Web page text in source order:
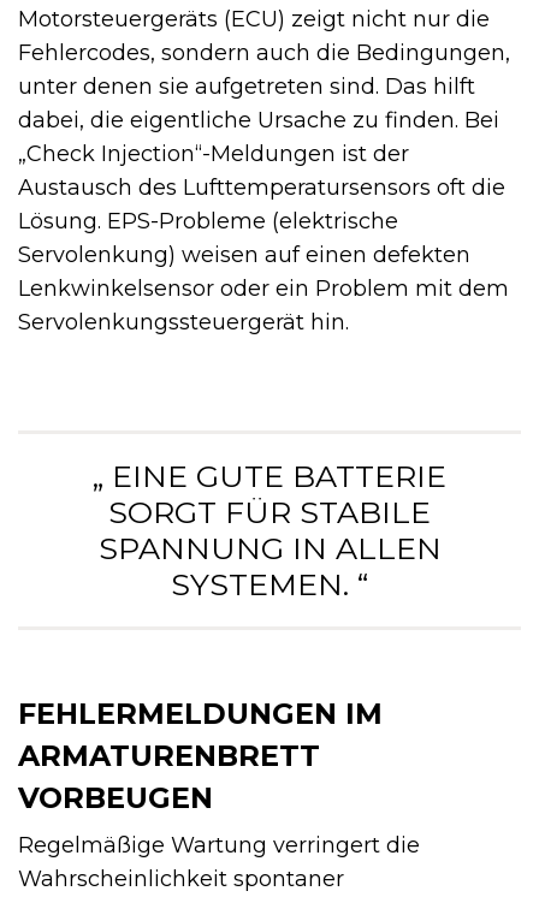
Motorsteuergeräts (ECU) zeigt nicht nur die
Fehlercodes, sondern auch die Bedingungen,
unter denen sie aufgetreten sind. Das hilft
dabei, die eigentliche Ursache zu finden. Bei
„Check Injection“-Meldungen ist der
Austausch des Lufttemperatursensors oft die
Lösung. EPS-Probleme (elektrische
Servolenkung) weisen auf einen defekten
Lenkwinkelsensor oder ein Problem mit dem
Servolenkungssteuergerät hin.
„ EINE GUTE BATTERIE
SORGT FÜR STABILE
SPANNUNG IN ALLEN
SYSTEMEN. “
FEHLERMELDUNGEN IM
ARMATURENBRETT
VORBEUGEN
Regelmäßige Wartung verringert die
Wahrscheinlichkeit spontaner